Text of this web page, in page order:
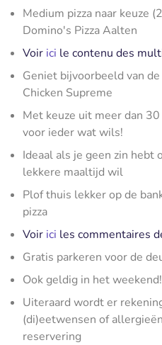
Medium pizza naar keuze
Domino's Pizza Aalten
Voir ici le contenu des
Geniet bijvoorbeeld van
Chicken Supreme
Met keuze uit meer dan
voor ieder wat wils!
Ideaal als je geen zin hebt
lekkere maaltijd wil
Plof thuis lekker op de
pizza
Voir ici les commentaires
Gratis parkeren voor de
Ook geldig in het weekend!
Uiteraard wordt er
(di)eetwensen of
reservering